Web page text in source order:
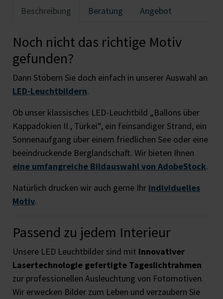
Beschreibung Beratung Angebot
Noch nicht das richtige Motiv
gefunden?
Dann Stöbern Sie doch einfach in unserer Auswahl an
LED-Leuchtbildern.
Ob unser klassisches LED-Leuchtbild „Ballons über
Kappadokien II., Türkei“, ein feinsandiger Strand, ein
Sonnenaufgang über einem friedlichen See oder eine
beeindruckende Berglandschaft. Wir bieten Ihnen
eine umfangreiche Bildauswahl von AdobeStock.
Natürlich drucken wir auch gerne Ihr individuelles
Motiv.
Passend zu jedem Interieur
Unsere LED Leuchtbilder sind mit innovativer
Lasertechnologie gefertigte Tageslichtrahmen
zur professionellen Ausleuchtung von Fotomotiven.
Wir erwecken Bilder zum Leben und verzaubern Sie